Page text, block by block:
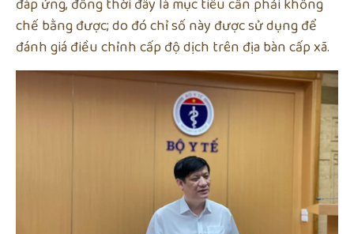
đáp ứng, đồng thời đây là mục tiêu cần phải khống
chế bằng được; do đó chỉ số này được sử dụng để
đánh giá điều chỉnh cấp độ dịch trên địa bàn cấp xã.